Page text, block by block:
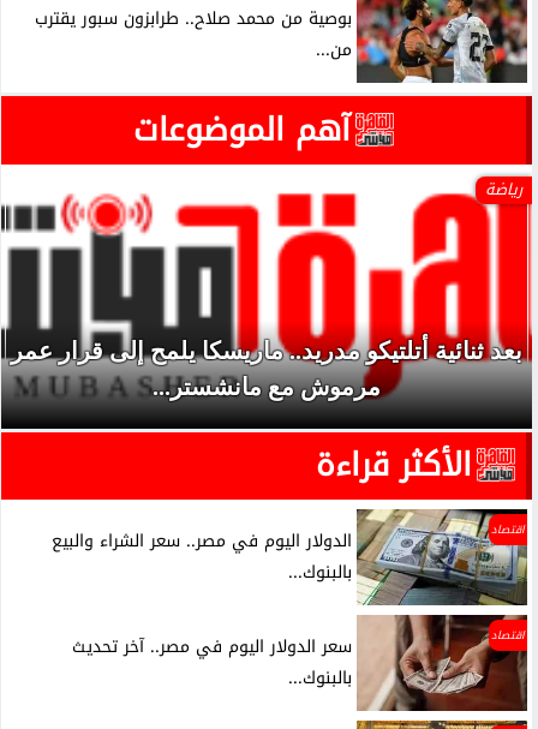
بوصية من محمد صلاح.. طرابزون سبور يقترب
من...
آهم الموضوعات
رياضة
بعد ثنائية أتلتيكو مدريد.. ماريسكا يلمح إلى قرار عمر
مرموش مع مانشستر...
الأكثر قراءة
اقتصاد
الدولار اليوم في مصر.. سعر الشراء والبيع
بالبنوك...
اقتصاد
سعر الدولار اليوم في مصر.. آخر تحديث
بالبنوك...